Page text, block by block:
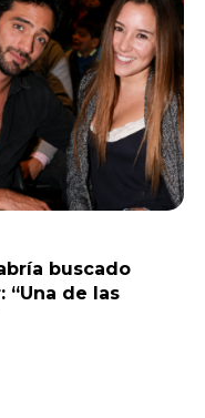
buscado
“Una de las